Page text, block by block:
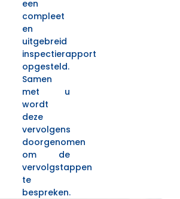
een
compleet
en
uitgebreid
inspectierapport
opgesteld.
Samen
met u
wordt
deze
vervolgens
doorgenomen
om de
vervolgstappen
te
bespreken.